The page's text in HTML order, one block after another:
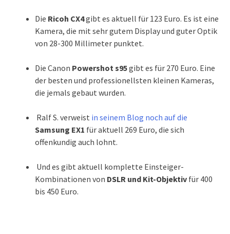
Die Ricoh CX4gibt es aktuell für 123 Euro. Es ist eine
Kamera, die mit sehr gutem Display und guter Optik
von 28-300 Millimeter punktet.
Die Canon Powershot s95gibt es für 270 Euro. Eine
der besten und professionellsten kleinen Kameras,
die jemals gebaut wurden.
Ralf S. verweist in seinem Blog noch auf die
Samsung EX1 für aktuell 269 Euro, die sich
offenkundig auch lohnt.
Und es gibt aktuell komplette Einsteiger-
Kombinationen von DSLR und Kit-Objektiv für 400
bis 450 Euro.